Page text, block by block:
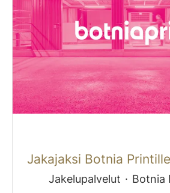
Jakajaksi Botnia
Jakelupalvelut · Botnia